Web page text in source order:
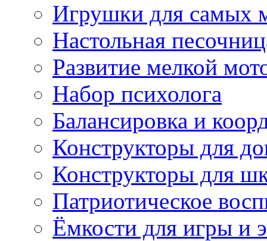
Игрушки для самых
Настольная
Развитие мелкой
Набор психолога
Балансировка и
Конструкторы для
Конструкторы для
Патриотическое
Ёмкости для игры и